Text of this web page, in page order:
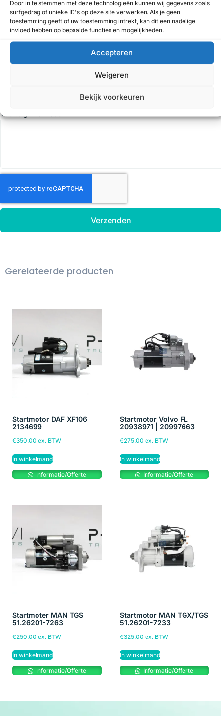
Door in te stemmen met deze technologieën kunnen wij gegevens zoals
surfgedrag of unieke ID's op deze site verwerken. Als je geen
toestemming geeft of uw toestemming intrekt, kan dit een nadelige
invloed hebben op bepaalde functies en mogelijkheden.
Accepteren
Weigeren
Bekijk voorkeuren
Voertuig informatie
Verzenden
Gerelateerde producten
Startmotor DAF XF106
2134699
€350.00 ex. BTW
In winkelmand
Informatie/Offerte
Startmotor Volvo FL
20938971 | 20997663
€275.00 ex. BTW
In winkelmand
Informatie/Offerte
Startmoter MAN TGS
51.26201-7263
€250.00 ex. BTW
In winkelmand
Informatie/Offerte
Startmotor MAN TGX/TGS
51.26201-7233
€325.00 ex. BTW
In winkelmand
Informatie/Offerte